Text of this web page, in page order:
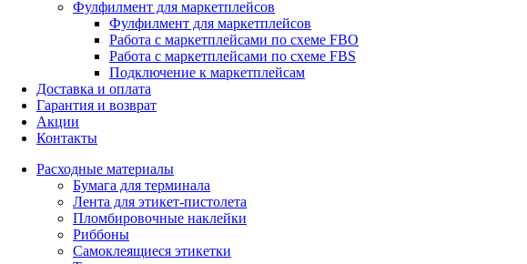
Фулфилмент для маркетплейсов
Фулфилмент для маркетплейсов
Работа с маркетплейсами по схеме FBO
Работа с маркетплейсами по схеме FBS
Подключение к маркетплейсам
Доставка и оплата
Гарантия и возврат
Акции
Контакты
Расходные материалы
Бумага для терминала
Лента для этикет-пистолета
Пломбировочные наклейки
Риббоны
Самоклеящиеся этикетки